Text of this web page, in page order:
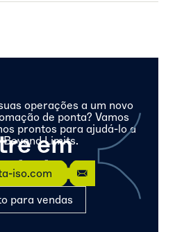
operações a um novo
de ponta? Vamos
prontos para ajudá-lo a
Limits.
em
iso.com
para vendas